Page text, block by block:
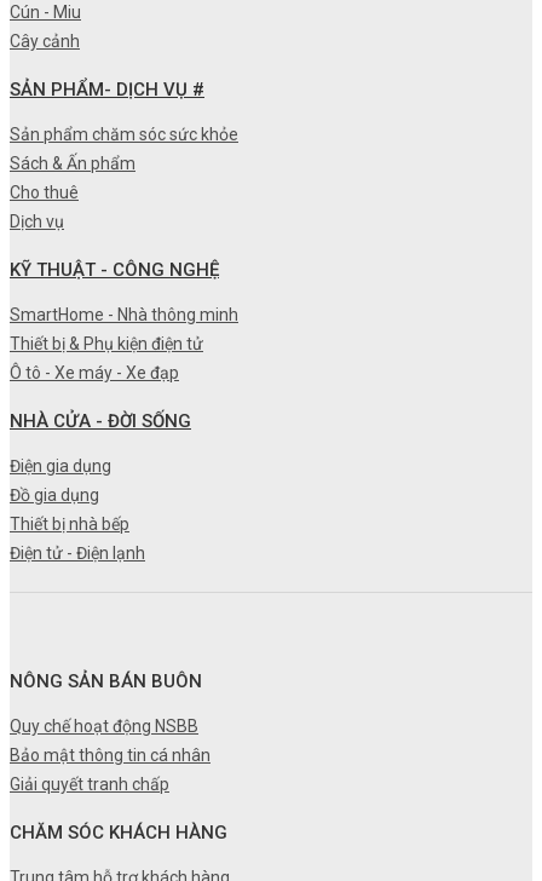
Cún - Miu
Cây cảnh
SẢN PHẨM- DỊCH VỤ #
Sản phẩm chăm sóc sức khỏe
Sách & Ấn phẩm
Cho thuê
Dịch vụ
KỸ THUẬT - CÔNG NGHỆ
SmartHome - Nhà thông minh
Thiết bị & Phụ kiện điện tử
Ô tô - Xe máy - Xe đạp
NHÀ CỬA - ĐỜI SỐNG
Điện gia dụng
Đồ gia dụng
Thiết bị nhà bếp
Điện tử - Điện lạnh
NÔNG SẢN BÁN BUÔN
Quy chế hoạt động NSBB
Bảo mật thông tin cá nhân
Giải quyết tranh chấp
CHĂM SÓC KHÁCH HÀNG
Trung tâm hỗ trợ khách hàng